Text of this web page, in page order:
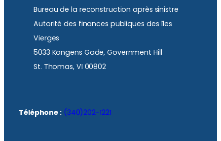
Bureau de la reconstruction après sinistre
Autorité des finances publiques des îles
Vierges
5033 Kongens Gade, Government Hill
St. Thomas, VI 00802
Téléphone : (340)202-1221